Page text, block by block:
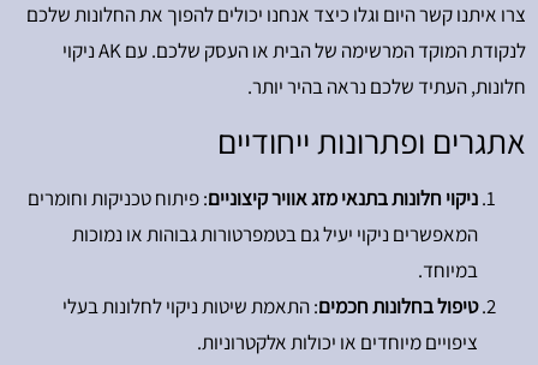
צרו איתנו קשר היום וגלו כיצד אנחנו יכולים להפוך את החלונות שלכם
לנקודת המוקד המרשימה של הבית או העסק שלכם. עם AK ניקוי
חלונות, העתיד שלכם נראה בהיר יותר.
אתגרים ופתרונות ייחודיים
ניקוי חלונות בתנאי מזג אוויר קיצוניים: פיתוח טכניקות וחומרים
המאפשרים ניקוי יעיל גם בטמפרטורות גבוהות או נמוכות
במיוחד.
טיפול בחלונות חכמים: התאמת שיטות ניקוי לחלונות בעלי
ציפויים מיוחדים או יכולות אלקטרוניות.